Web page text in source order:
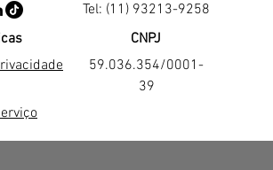
Tel: (11) 93213-9258
CNPJ
59.036.354/0001-
39